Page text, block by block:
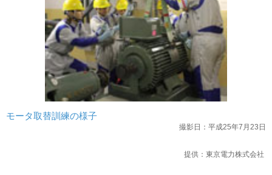
モータ取替訓練の様子
撮影日：平成25年7月23日
提供：東京電力株式会社